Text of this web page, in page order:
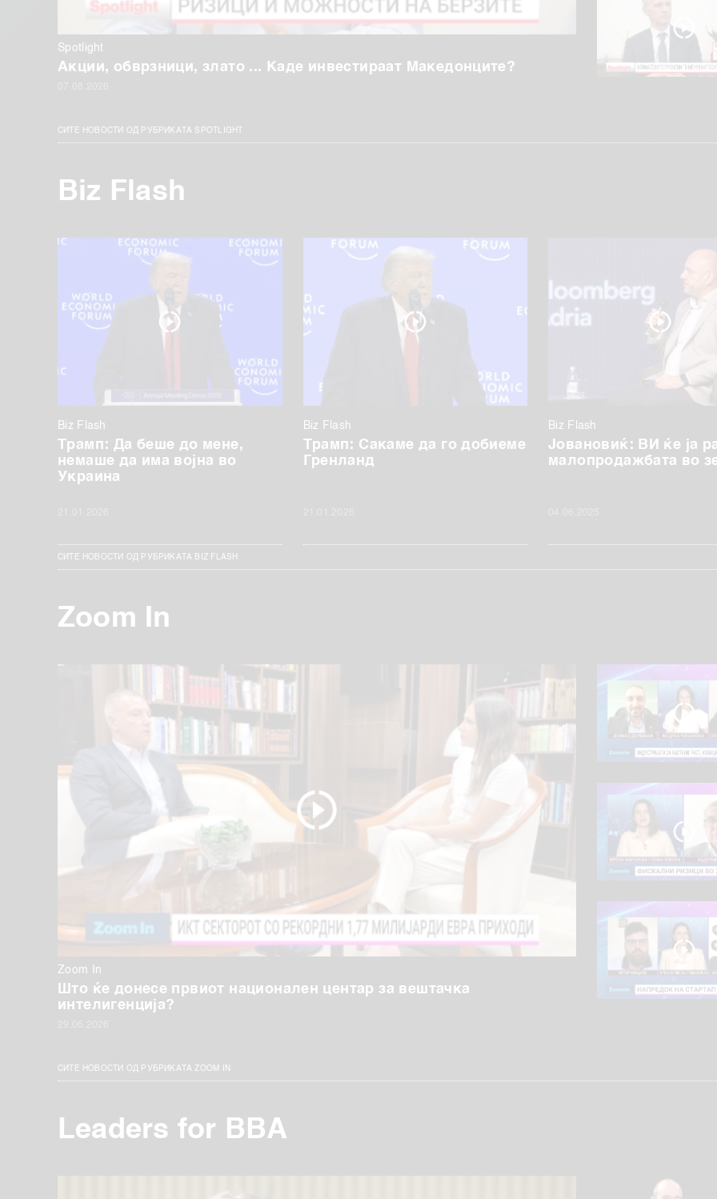
Spotlight
Акции, обврзници, злато ... Каде инвестираат Македонците?
СИТЕ НОВОСТИ ОД РУБРИКАТА SPOTLIGHT
Biz Flash
Biz Flash
Трамп: Да беше до мене,
немаше да има војна во
Украина
Biz Flash
Трамп: Сакаме да го добиеме
Гренланд
Biz Flash
Јовановиќ: ВИ ќе ја
малопродажбата во
СИТЕ НОВОСТИ ОД РУБРИКАТА BIZ FLASH
Zoom In
Zoom In
Што ќе донесе првиот национален центар за вештачка
интелигенција?
СИТЕ НОВОСТИ ОД РУБРИКАТА ZOOM IN
Leaders for BBA